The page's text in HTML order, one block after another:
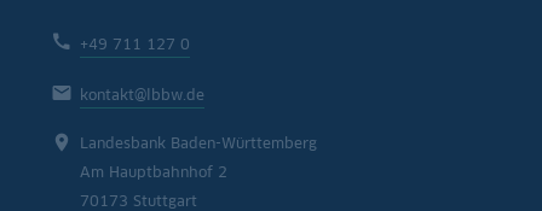
+49 711 127 0
kontakt@lbbw.de
Landesbank Baden-Württemberg
Am Hauptbahnhof 2
70173 Stuttgart